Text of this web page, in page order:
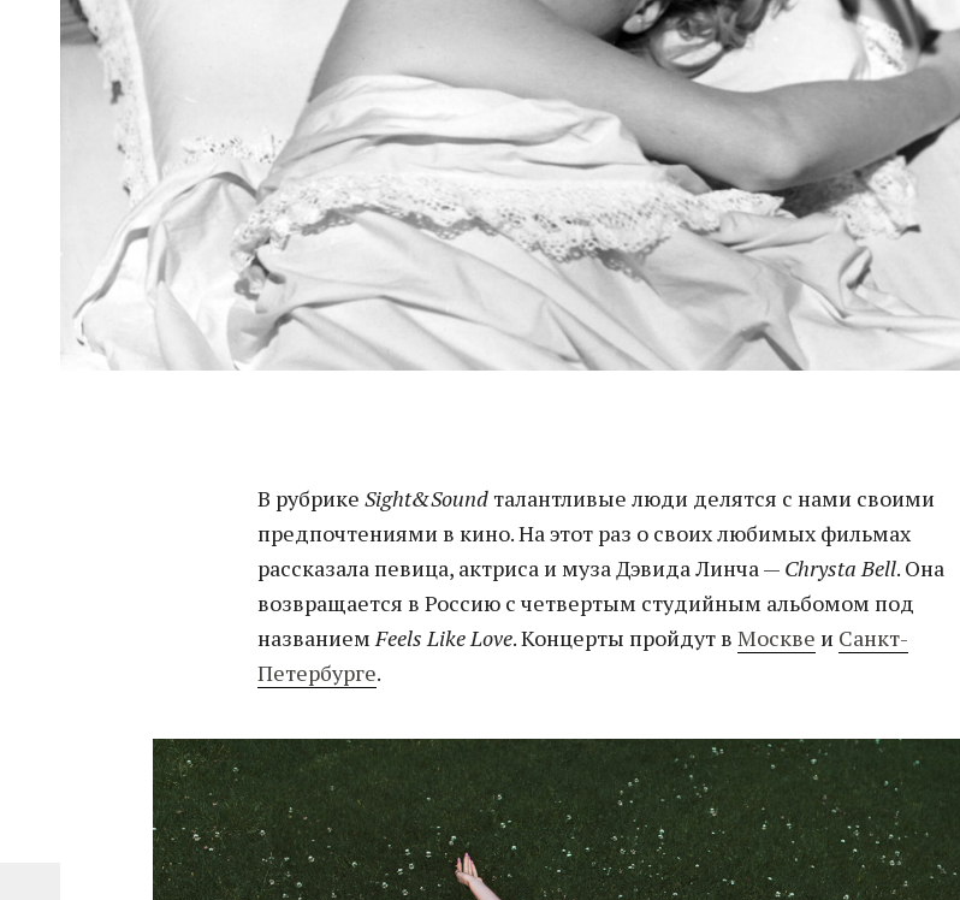
В рубрикеSight&Soundталантливые люди делятся с нами своими
предпочтениями в кино. На этот раз о своих любимых фильмах
рассказала певица, актриса и муза Дэвида Линча — Chrysta Bell. Она
возвращается в Россию с четвертым студийным альбомом под
названиемFeels Like Love. Концерты пройдут вМоскве и Санкт-
Петербурге.